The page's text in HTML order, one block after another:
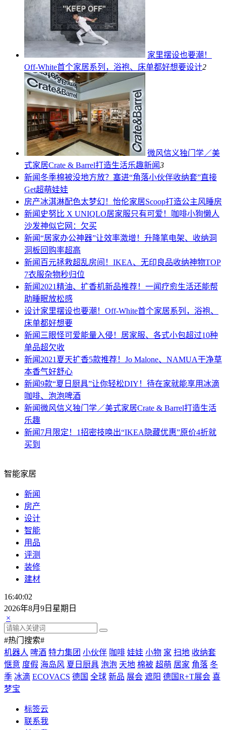
家里摆设也要潮！
Off-White首个家居系列，浴袍、床单都好想要设计2
微风信义独门学／美
式家居Crate & Barrel打造生活乐趣新闻3
新闻 冬季棉被没地方放？塞进“角落小伙伴收纳套”直接
Get超萌娃娃
房产冰淇淋配色太梦幻！怡伦家居Scoop打造公主风睡房
新闻 史努比 X UNIQLO居家服只有可爱！咖啡小狗懒人
沙发神似它网：欠买
新闻“居家办公神器”让效率激增！升降笔电架、收纳洞
洞板回购率超高
新闻 百元拯救超乱房间！IKEA、无印良品收纳神物TOP
7衣服杂物秒归位
新闻2021精油、扩香机新品推荐！一闻疗愈生活还能帮
助睡眠放松感
设计家里摆设也要潮！Off-White首个家居系列，浴袍、
床单都好想要
新闻 三眼怪可爱能量入侵！居家服、各式小包超过10种
单品超欠收
新闻2021夏天扩香5款推荐！Jo Malone、NAMUA干净草
本香气好舒心
新闻9款“夏日厨具”让你轻松DIY！待在家就能享用冰滴
咖啡、泡泡啤酒
新闻微风信义独门学／美式家居Crate & Barrel打造生活
乐趣
新闻 7月限定！1招密技唤出“IKEA隐藏优惠”原价4折就
买到
智能家居
新闻
房产
设计
智能
用品
评测
装修
建材
16:40:02
2026年8月9日星期日
×
#热门搜索#
机器人 啤酒 特力集团 小伙伴 咖啡 娃娃 小物 家 扫地 收纳套
惬意 度假 海岛风 夏日厨具 泡泡 天地 棉被 超萌 居家 角落 冬
季 冰滴 ECOVACS 德国 全球 新品 展会 遮阳 德国R+T展会 喜
梦宝
标签云
联系我